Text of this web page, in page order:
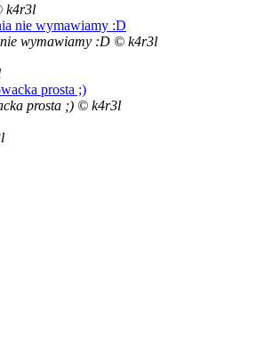
k4r3l
wymawiamy :D © k4r3l
prosta ;) © k4r3l